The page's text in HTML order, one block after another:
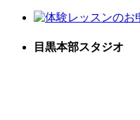
目黒本部スタジオ